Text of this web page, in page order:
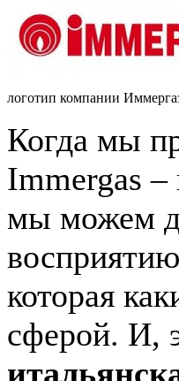
логотип компании
Когда мы
Immergas –
мы можем
которая
сферой. И,